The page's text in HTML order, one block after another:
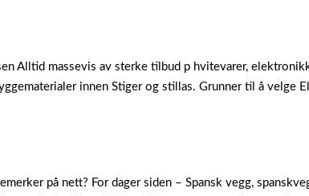
Alltid massevis av sterke tilbud p hvitevarer,
innen Stiger og stillas. Grunner til å velge
på nett? For dager siden – Spansk vegg,